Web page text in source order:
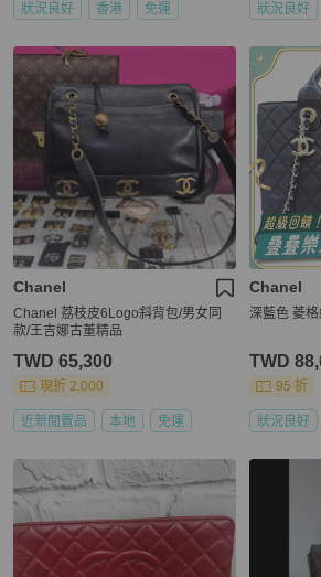
狀況良好 香港 免運 狀況良好
Chanel
Chanel 荔枝皮6Logo斜背包/男女同
款/王吉娜古董精品
TWD 65,300
現折 2,000
近新閒置品 本地 免運
Chanel
深藍色 菱
TWD
95 折
狀況良好